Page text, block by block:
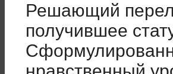
Решающий
получившее